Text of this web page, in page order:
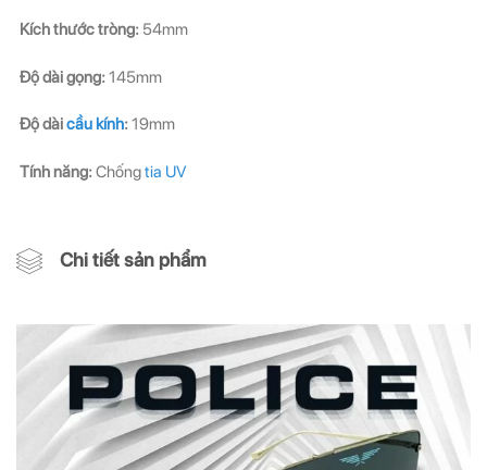
Kích thước tròng: 54mm
Độ dài gọng:145mm
Độ dàicầu kính:19mm
Tính năng:Chốngtia UV
Chi tiết sản phẩm